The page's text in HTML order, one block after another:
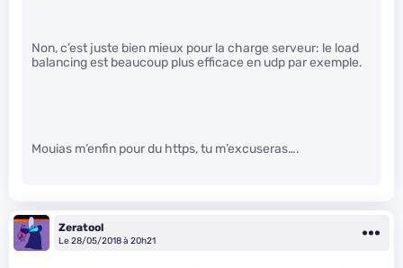
Non, c’est juste bien mieux pour la charge serveur: le load
balancing est beaucoup plus efficace en udp par exemple.
Mouias m’enfin pour du https, tu m’excuseras….
Zeratool
Le 28/05/2018 à 20h21